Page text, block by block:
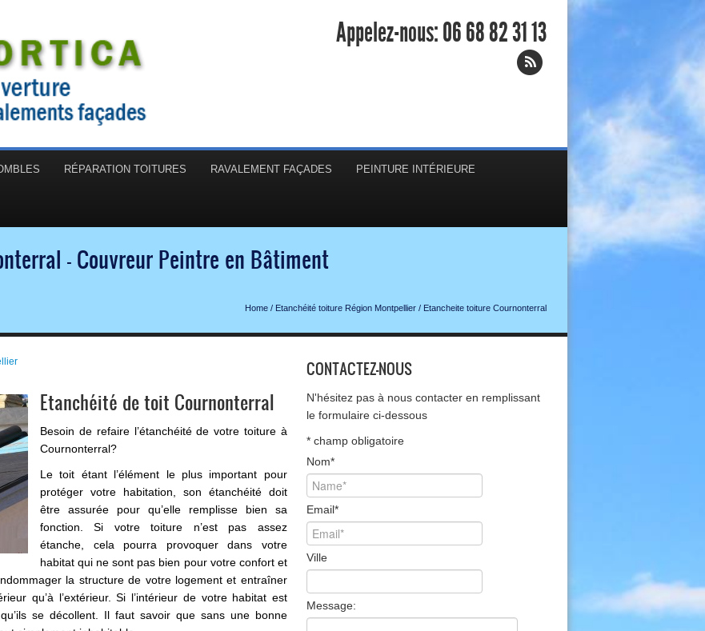
Appelez-nous:06 68 82 31 13
RÉPARATION TOITURES RAVALEMENT FAÇADES PEINTURE INTÉRIEURE
- Couvreur Peintre en Bâtiment
Home / Etanchéité toiture Région Montpellier / Etancheite toiture Cournonterral
Etanchéité de toit Cournonterral
Besoin de refaire l’étanchéité de votre toiture à
Cournonterral?
Le toit étant l’élément le plus important pour
protéger votre habitation, son étanchéité doit
être assurée pour qu’elle remplisse bien sa
fonction. Si votre toiture n’est pas assez
étanche, cela pourra provoquer dans votre
habitat qui ne sont pas bien pour votre confort et
la structure de votre logement et entraîner
qu’à l’extérieur. Si l’intérieur de votre habitat est
se décollent. Il faut savoir que sans une bonne
CONTACTEZ-NOUS
N'hésitez pas à nous contacter en remplissant
le formulaire ci-dessous
* champ obligatoire
Nom*
Email*
Ville
Message: